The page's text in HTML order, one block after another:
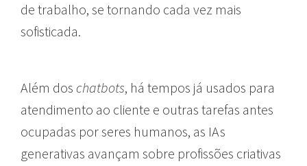
de trabalho, se tornando cada vez mais
sofisticada.
Além dos chatbots, há tempos já usados para
atendimento ao cliente e outras tarefas antes
ocupadas por seres humanos, as IAs
generativas avançam sobre profissões criativas